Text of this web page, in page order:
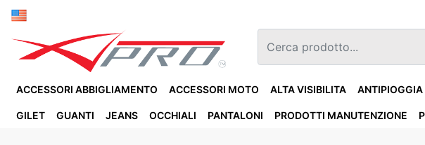
ACCESSORI ABBIGLIAMENTO ACCESSORI MOTO ALTA VISIBILITA ANTIPIOGGIA
GILET GUANTI JEANS OCCHIALI PANTALONI PRODOTTI MANUTENZIONE